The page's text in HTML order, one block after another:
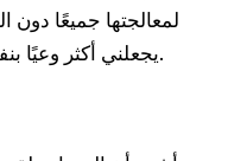
لمعالجتها جميعًا دون
يجعلني أكثر وعيًا بنفسي ويجعلني أكثر تعاطفًا مع نفسي.